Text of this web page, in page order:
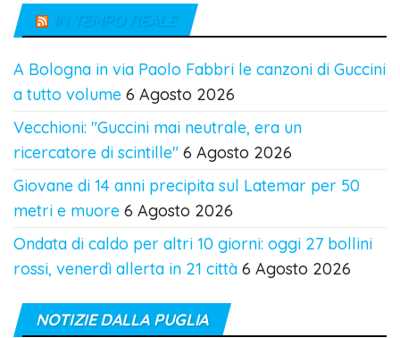
IN TEMPO REALE
A Bologna in via Paolo Fabbri le canzoni di Guccini
a tutto volume 6 Agosto 2026
Vecchioni: "Guccini mai neutrale, era un
ricercatore di scintille" 6 Agosto 2026
Giovane di 14 anni precipita sul Latemar per 50
metri e muore 6 Agosto 2026
Ondata di caldo per altri 10 giorni: oggi 27 bollini
rossi, venerdì allerta in 21 città 6 Agosto 2026
NOTIZIE DALLA PUGLIA